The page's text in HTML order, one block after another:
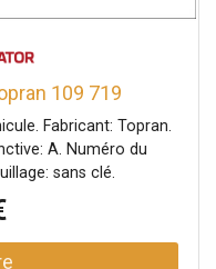
109 719
Fabricant: Topran.
A. Numéro du
sans clé.